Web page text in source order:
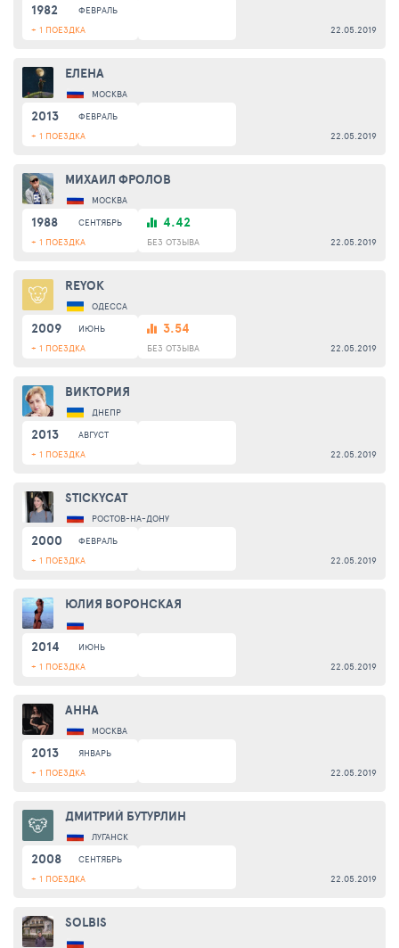
1982
ФЕВРАЛЬ
+ 1 ПОЕЗДКА
22.05.2019
ЕЛЕНА
МОСКВА
2013
ФЕВРАЛЬ
+ 1 ПОЕЗДКА
22.05.2019
МИХАИЛ ФРОЛОВ
МОСКВА
1988
СЕНТЯБРЬ
+ 1 ПОЕЗДКА
4.42
БЕЗ ОТЗЫВА 22.05.2019
REYOK
ОДЕССА
2009
ИЮНЬ
+ 1 ПОЕЗДКА
3.54
БЕЗ ОТЗЫВА 22.05.2019
ВИКТОРИЯ
ДНЕПР
2013
АВГУСТ
+ 1 ПОЕЗДКА
22.05.2019
STICKYCAT
РОСТОВ-НА-ДОНУ
2000
ФЕВРАЛЬ
+ 1 ПОЕЗДКА
22.05.2019
ЮЛИЯ ВОРОНСКАЯ
2014
ИЮНЬ
+ 1 ПОЕЗДКА
22.05.2019
AННА
МОСКВА
2013
ЯНВАРЬ
+ 1 ПОЕЗДКА
22.05.2019
ДМИТРИЙ БУТУРЛИН
ЛУГАНСК
2008
СЕНТЯБРЬ
+ 1 ПОЕЗДКА
22.05.2019
SOLBIS